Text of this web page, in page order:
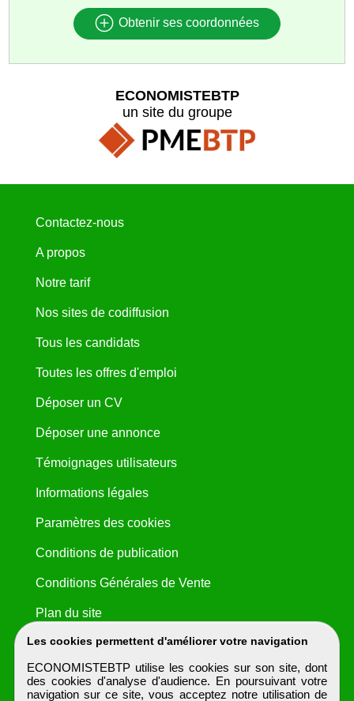
Obtenir ses coordonnées
Les cookies permettent d'améliorer votre navigation
ECONOMISTEBTP utilise les cookies sur son site, dont
des cookies d'analyse d'audience. En poursuivant votre
navigation sur ce site, vous acceptez notre utilisation de
ECONOMISTEBTP
un site du groupe
Contactez-nous
A propos
Notre tarif
Nos sites de codiffusion
Tous les candidats
Toutes les offres d'emploi
Déposer un CV
Déposer une annonce
Témoignages utilisateurs
Informations légales
Paramètres des cookies
Conditions de publication
Conditions Générales de Vente
Plan du site